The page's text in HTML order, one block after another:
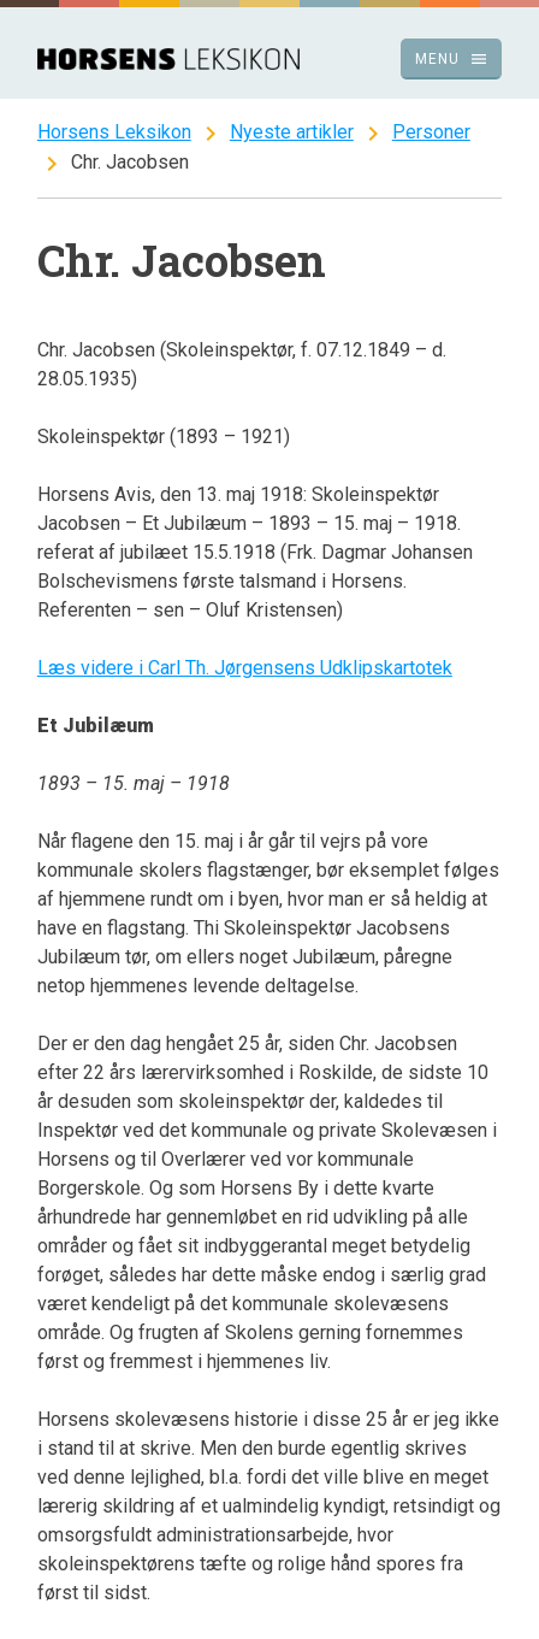
Spring
indhold
menu
MENU
Horsens Leksikon chevron_right Nyeste artikler chevron_right Personer
chevron_right Chr. Jacobsen
Chr. Jacobsen
Chr. Jacobsen (Skoleinspektør, f. 07.12.1849 – d.
28.05.1935)
Skoleinspektør (1893 – 1921)
Horsens Avis, den 13. maj 1918: Skoleinspektør
Jacobsen – Et Jubilæum – 1893 – 15. maj – 1918.
referat af jubilæet 15.5.1918 (Frk. Dagmar Johansen
Bolschevismens første talsmand i Horsens.
Referenten – sen – Oluf Kristensen)
Læs videre i Carl Th. Jørgensens Udklipskartotek
Et Jubilæum
1893 – 15. maj – 1918
Når flagene den 15. maj i år går til vejrs på vore
kommunale skolers flagstænger, bør eksemplet følges
af hjemmene rundt om i byen, hvor man er så heldig at
have en flagstang. Thi Skoleinspektør Jacobsens
Jubilæum tør, om ellers noget Jubilæum, påregne
netop hjemmenes levende deltagelse.
Der er den dag hengået 25 år, siden Chr. Jacobsen
efter 22 års lærervirksomhed i Roskilde, de sidste 10
år desuden som skoleinspektør der, kaldedes til
Inspektør ved det kommunale og private Skolevæsen i
Horsens og til Overlærer ved vor kommunale
Borgerskole. Og som Horsens By i dette kvarte
århundrede har gennemløbet en rid udvikling på alle
områder og fået sit indbyggerantal meget betydelig
forøget, således har dette måske endog i særlig grad
været kendeligt på det kommunale skolevæsens
område. Og frugten af Skolens gerning fornemmes
først og fremmest i hjemmenes liv.
Horsens skolevæsens historie i disse 25 år er jeg ikke
i stand til at skrive. Men den burde egentlig skrives
ved denne lejlighed, bl.a. fordi det ville blive en meget
lærerig skildring af et ualmindelig kyndigt, retsindigt og
omsorgsfuldt administrationsarbejde, hvor
skoleinspektørens tæfte og rolige hånd spores fra
først til sidst.